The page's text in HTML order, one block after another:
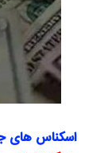
اسکناس های